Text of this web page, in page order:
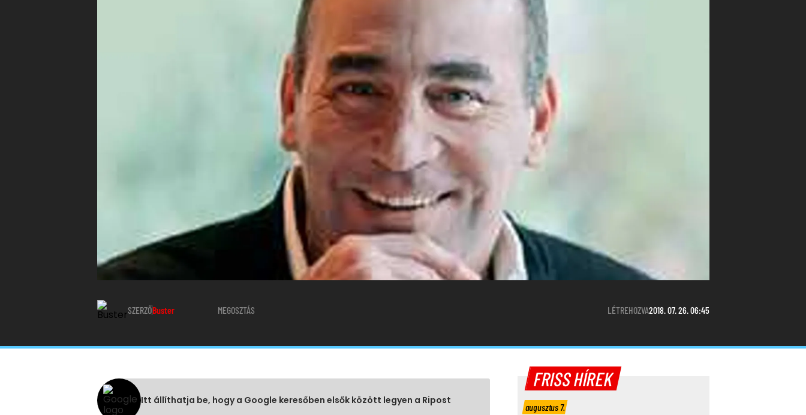
SZERZŐBuster MEGOSZTÁS LÉTREHOZVA2018. 07. 26. 06:45
Itt állíthatja be, hogy a Google keresőben elsők között legyen a Ripost
FRISS HÍREK
augusztus 7.